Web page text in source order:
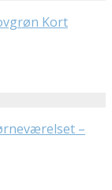
Kort
–